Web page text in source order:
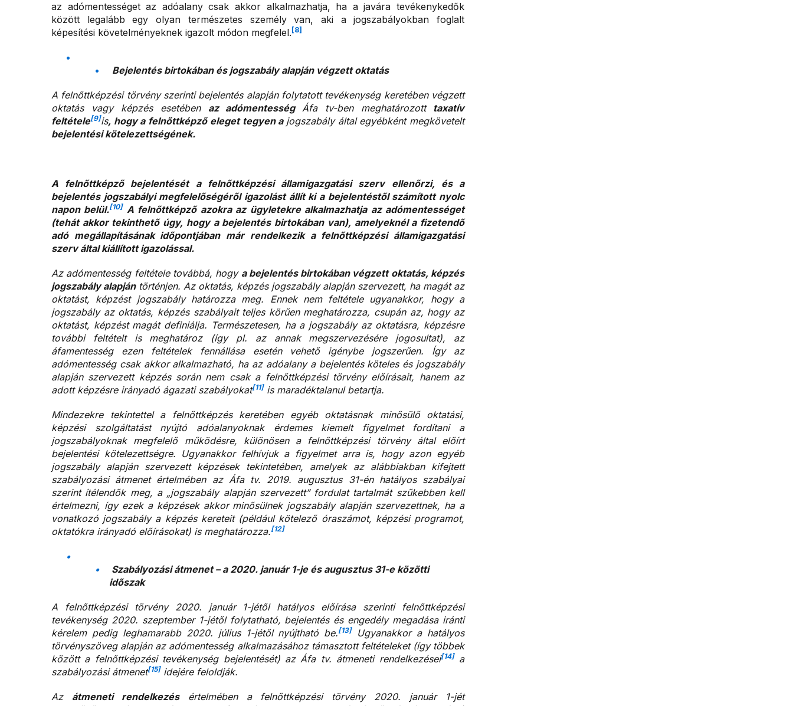
az adómentességet az adóalany csak akkor alkalmazhatja, ha a javára tevékenykedők
között legalább egy olyan természetes személy van, aki a jogszabályokban foglalt
képesítési követelményeknek igazolt módon megfelel. [8]
Bejelentés birtokában és jogszabály alapján végzett oktatás
A felnőttképzési törvény szerinti bejelentés alapján folytatott tevékenység keretében végzett
oktatás vagy képzés esetében az adómentességÁfa tv-ben meghatározotttaxatív
feltétele[9]is, hogy a felnőttképző eleget tegyen a jogszabály által egyébként megkövetelt
bejelentési kötelezettségének.
A felnőttképző bejelentését a felnőttképzési államigazgatási szerv ellenőrzi, és a
bejelentés jogszabályi megfelelőségéről igazolást állít ki a bejelentéstől számított nyolc
napon belül.[10] A felnőttképző azokra az ügyletekre alkalmazhatja az adómentességet
(tehát akkor tekinthető úgy, hogy a bejelentés birtokában van), amelyeknél a fizetendő
adó megállapításának időpontjában már rendelkezik a felnőttképzési államigazgatási
szerv által kiállított igazolással.
Az adómentesség feltétele továbbá, hogy a bejelentés birtokában végzett oktatás, képzés
jogszabály alapjántörténjen. Az oktatás, képzés jogszabály alapján szervezett, ha magát az
oktatást, képzést jogszabály határozza meg. Ennek nem feltétele ugyanakkor, hogy a
jogszabály az oktatás, képzés szabályait teljes körűen meghatározza, csupán az, hogy az
oktatást, képzést magát definiálja. Természetesen, ha a jogszabály az oktatásra, képzésre
további feltételt is meghatároz (így pl. az annak megszervezésére jogosultat), az
áfamentesség ezen feltételek fennállása esetén vehető igénybe jogszerűen. Így az
adómentesség csak akkor alkalmazható, ha az adóalany a bejelentés köteles és jogszabály
alapján szervezett képzés során nem csak a felnőttképzési törvény előírásait, hanem az
adott képzésre irányadó ágazati szabályokat[11] is maradéktalanul betartja.
Mindezekre tekintettel a felnőttképzés keretében egyéb oktatásnak minősülő oktatási,
képzési szolgáltatást nyújtó adóalanyoknak érdemes kiemelt figyelmet fordítani a
jogszabályoknak megfelelő működésre, különösen a felnőttképzési törvény által előírt
bejelentési kötelezettségre. Ugyanakkor felhívjuk a figyelmet arra is, hogy azon egyéb
jogszabály alapján szervezett képzések tekintetében, amelyek az alábbiakban kifejtett
szabályozási átmenet értelmében az Áfa tv. 2019. augusztus 31-én hatályos szabályai
szerint ítélendők meg, a „jogszabály alapján szervezett” fordulat tartalmát szűkebben kell
értelmezni, így ezek a képzések akkor minősülnek jogszabály alapján szervezettnek, ha a
vonatkozó jogszabály a képzés kereteit (például kötelező óraszámot, képzési programot,
oktatókra irányadó előírásokat) is meghatározza.[12]
Szabályozási átmenet – a 2020. január 1-je és augusztus 31-e közötti
időszak
A felnőttképzési törvény 2020. január 1-jétől hatályos előírása szerinti felnőttképzési
tevékenység 2020. szeptember 1-jétől folytatható, bejelentés és engedély megadása iránti
kérelem pedig leghamarabb 2020. július 1-jétől nyújtható be.[13]
Ugyanakkor a hatályos
törvényszöveg alapján az adómentesség alkalmazásához támasztott feltételeket (így többek
között a felnőttképzési tevékenység bejelentését) az Áfa tv. átmeneti rendelkezései[14]a
szabályozási átmenet[15] idejére feloldják.
Az átmeneti rendelkezésértelmében a felnőttképzési törvény 2020. január 1-jét